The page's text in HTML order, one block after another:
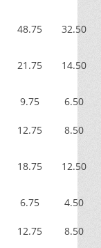
48.75 32.50
21.75 14.50
9.75 6.50
12.75 8.50
18.75 12.50
6.75 4.50
12.75 8.50